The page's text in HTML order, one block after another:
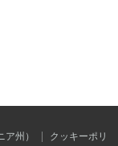
州） | クッキーポリ